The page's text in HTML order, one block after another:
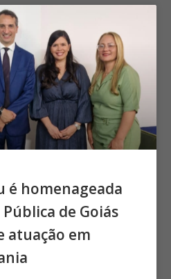
é homenageada
de Goiás
atuação em